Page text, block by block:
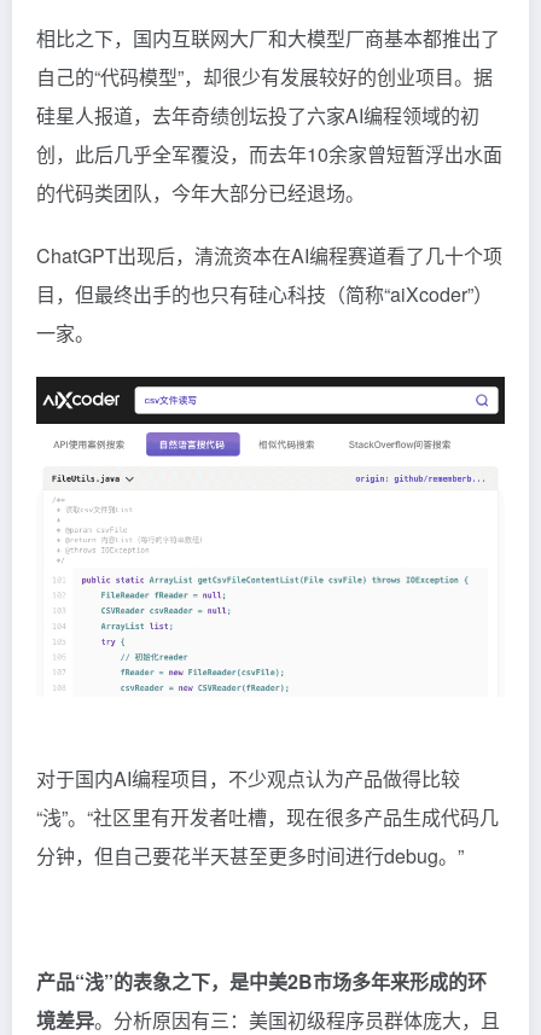
相比之下，国内互联网大厂和大模型厂商基本都推出了
自己的“代码模型”，却很少有发展较好的创业项目。据
硅星人报道，去年奇绩创坛投了六家AI编程领域的初
创，此后几乎全军覆没，而去年10余家曾短暂浮出水面
的代码类团队，今年大部分已经退场。
ChatGPT出现后，清流资本在AI编程赛道看了几十个项
目，但最终出手的也只有硅心科技（简称“aiXcoder”）
一家。
对于国内AI编程项目，不少观点认为产品做得比较
“浅”。“社区里有开发者吐槽，现在很多产品生成代码几
分钟，但自己要花半天甚至更多时间进行debug。”
产品“浅”的表象之下，是中美2B市场多年来形成的环
境差异。分析原因有三：美国初级程序员群体庞大，且